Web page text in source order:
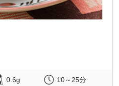
0.6g 10～25分